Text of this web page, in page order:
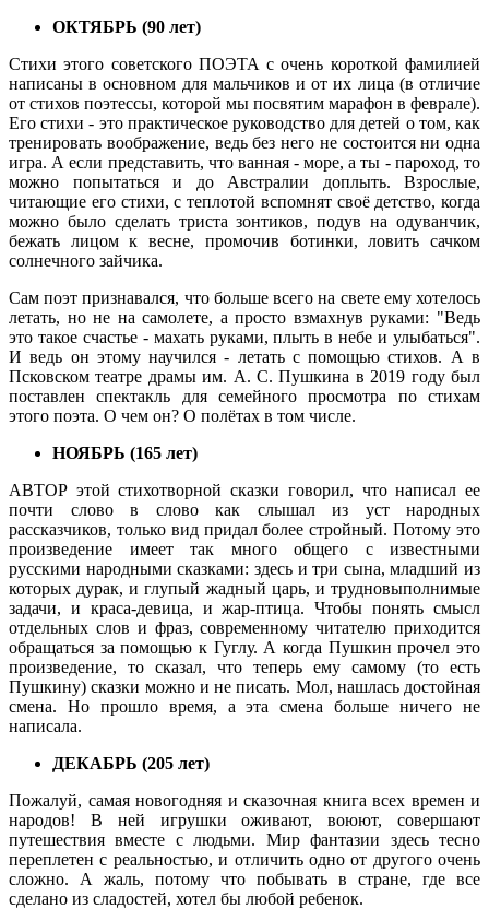
ОКТЯБРЬ (90 лет)
Стихи этого советского ПОЭТА с очень короткой фамилией
написаны в основном для мальчиков и от их лица (в отличие
от стихов поэтессы, которой мы посвятим марафон в феврале).
Его стихи - это практическое руководство для детей о том, как
тренировать воображение, ведь без него не состоится ни одна
игра. А если представить, что ванная - море, а ты - пароход, то
можно попытаться и до Австралии доплыть. Взрослые,
читающие его стихи, с теплотой вспомнят своё детство, когда
можно было сделать триста зонтиков, подув на одуванчик,
бежать лицом к весне, промочив ботинки, ловить сачком
солнечного зайчика.
Сам поэт признавался, что больше всего на свете ему хотелось
летать, но не на самолете, а просто взмахнув руками: "Ведь
это такое счастье - махать руками, плыть в небе и улыбаться".
И ведь он этому научился - летать с помощью стихов. А в
Псковском театре драмы им. А. С. Пушкина в 2019 году был
поставлен спектакль для семейного просмотра по стихам
этого поэта. О чем он? О полётах в том числе.
НОЯБРЬ (165 лет)
АВТОР этой стихотворной сказки говорил, что написал ее
почти слово в слово как слышал из уст народных
рассказчиков, только вид придал более стройный. Потому это
произведение имеет так много общего с известными
русскими народными сказками: здесь и три сына, младший из
которых дурак, и глупый жадный царь, и трудновыполнимые
задачи, и краса-девица, и жар-птица. Чтобы понять смысл
отдельных слов и фраз, современному читателю приходится
обращаться за помощью к Гуглу. А когда Пушкин прочел это
произведение, то сказал, что теперь ему самому (то есть
Пушкину) сказки можно и не писать. Мол, нашлась достойная
смена. Но прошло время, а эта смена больше ничего не
написала.
ДЕКАБРЬ (205 лет)
Пожалуй, самая новогодняя и сказочная книга всех времен и
народов! В ней игрушки оживают, воюют, совершают
путешествия вместе с людьми. Мир фантазии здесь тесно
переплетен с реальностью, и отличить одно от другого очень
сложно. А жаль, потому что побывать в стране, где все
сделано из сладостей, хотел бы любой ребенок.